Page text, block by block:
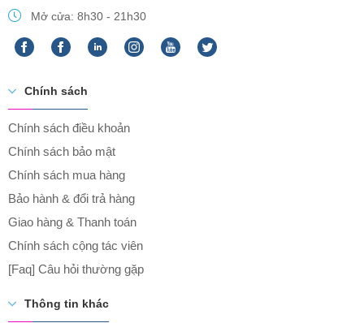
Mở cửa: 8h30 - 21h30
Chính sách
Chính sách điều khoản
Chính sách bảo mật
Chính sách mua hàng
Bảo hành & đổi trả hàng
Giao hàng & Thanh toán
Chính sách cộng tác viên
[Faq] Câu hỏi thường gặp
Thông tin khác